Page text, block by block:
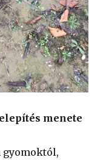
menete
gyomoktól,